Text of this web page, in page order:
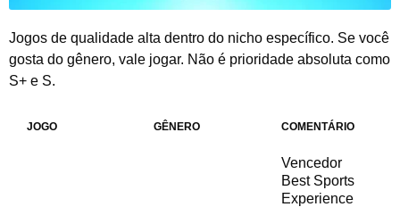
Jogos de qualidade alta dentro do nicho específico. Se você
gosta do gênero, vale jogar. Não é prioridade absoluta como
S+ e S.
JOGO GÊNERO COMENTÁRIO
Vencedor
Best Sports
Experience